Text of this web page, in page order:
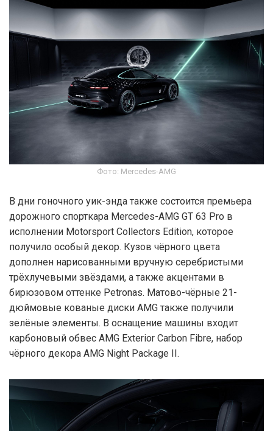
Фото: Mercedes-AMG
В дни гоночного уик-энда также состоится премьера
дорожного спорткара Mercedes-AMG GT 63 Pro в
исполнении Motorsport Collectors Edition, которое
получило особый декор. Кузов чёрного цвета
дополнен нарисованными вручную серебристыми
трёхлучевыми звёздами, а также акцентами в
бирюзовом оттенке Petronas. Матово-чёрные 21-
дюймовые кованые диски AMG также получили
зелёные элементы. В оснащение машины входит
карбоновый обвес AMG Exterior Carbon Fibre, набор
чёрного декора AMG Night Package II.